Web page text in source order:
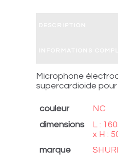
Microphone
supercardioide pour
couleur
NC
dimensions
L :
x H :
marque